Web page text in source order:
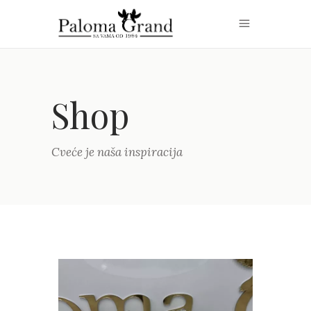
Shop
Cveće je naša inspiracija